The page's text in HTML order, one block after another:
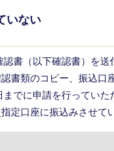
いない
書（以下確認書）を
書類のコピー、振込口
でに申請を行っていた
定口座に振込みさせて